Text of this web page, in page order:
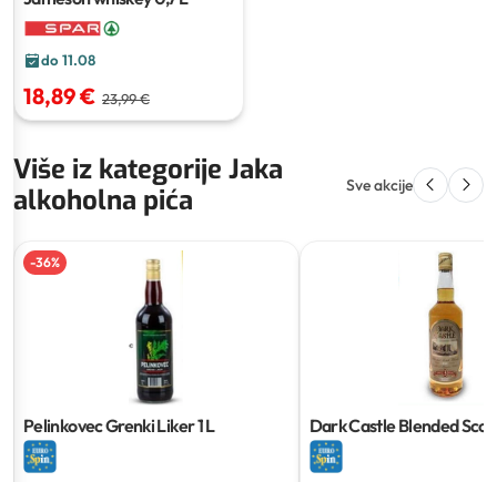
do 11.08
18,89 € 23,99 €
Više iz kategorije Jaka
alkoholna pića
Sve akcije
-36%
Pelinkovec Grenki Liker1 L
Dark Castle Blended
700 ml